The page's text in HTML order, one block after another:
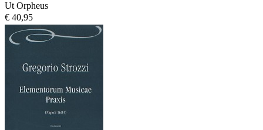
Ut Orpheus
€ 40,95